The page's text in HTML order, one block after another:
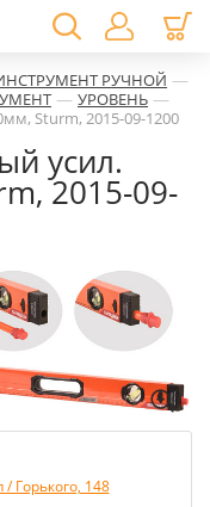
РУЧНОЙ —
— УРОВЕНЬ —
Sturm, 2015-09-1200
усил.
2015-09-
/ Горького, 148